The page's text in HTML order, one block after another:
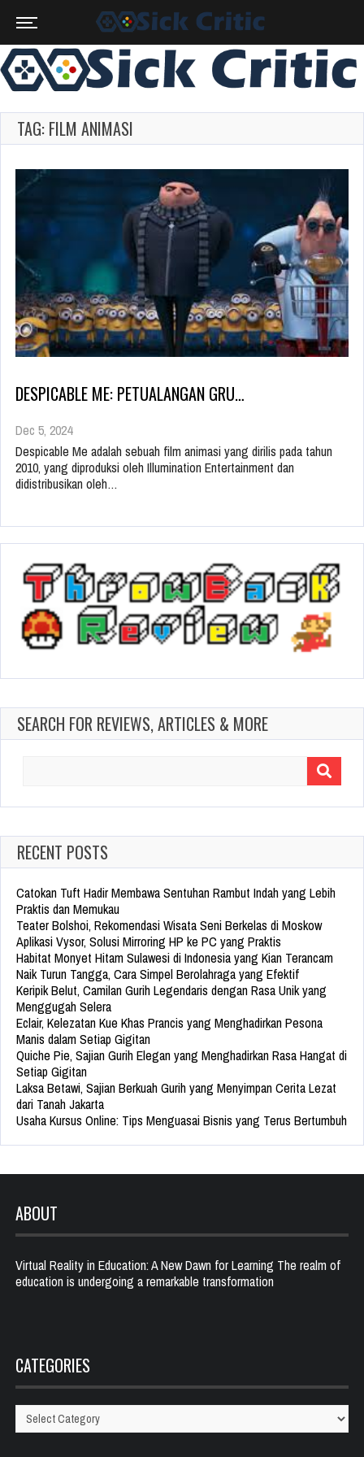
TAG: FILM ANIMASI
DESPICABLE ME: PETUALANGAN GRU…
Dec 5, 2024
Despicable Me adalah sebuah film animasi yang dirilis pada tahun
2010, yang diproduksi oleh Illumination Entertainment dan
didistribusikan oleh…
SEARCH FOR REVIEWS, ARTICLES & MORE
RECENT POSTS
Catokan Tuft Hadir Membawa Sentuhan Rambut Indah yang Lebih
Praktis dan Memukau
Teater Bolshoi, Rekomendasi Wisata Seni Berkelas di Moskow
Aplikasi Vysor, Solusi Mirroring HP ke PC yang Praktis
Habitat Monyet Hitam Sulawesi di Indonesia yang Kian Terancam
Naik Turun Tangga, Cara Simpel Berolahraga yang Efektif
Keripik Belut, Camilan Gurih Legendaris dengan Rasa Unik yang
Menggugah Selera
Eclair, Kelezatan Kue Khas Prancis yang Menghadirkan Pesona
Manis dalam Setiap Gigitan
Quiche Pie, Sajian Gurih Elegan yang Menghadirkan Rasa Hangat di
Setiap Gigitan
Laksa Betawi, Sajian Berkuah Gurih yang Menyimpan Cerita Lezat
dari Tanah Jakarta
Usaha Kursus Online: Tips Menguasai Bisnis yang Terus Bertumbuh
ABOUT
Virtual Reality in Education: A New Dawn for Learning The realm of
education is undergoing a remarkable transformation
CATEGORIES
Categories